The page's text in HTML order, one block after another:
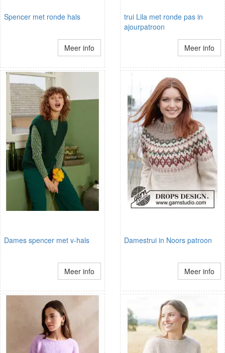
Spencer met ronde hals
Meer info
trui Lila met ronde pas in
ajourpatroon
Meer info
Dames spencer met v-hals
Meer info
Damestrui in Noors patroon
Meer info